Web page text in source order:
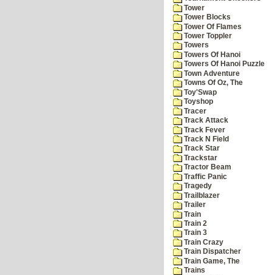
Tower
Tower Blocks
Tower Of Flames
Tower Toppler
Towers
Towers Of Hanoi
Towers Of Hanoi Puzzle
Town Adventure
Towns Of Oz, The
Toy'Swap
Toyshop
Tracer
Track Attack
Track Fever
Track N Field
Track Star
Trackstar
Tractor Beam
Traffic Panic
Tragedy
Trailblazer
Trailer
Train
Train 2
Train 3
Train Crazy
Train Dispatcher
Train Game, The
Trains